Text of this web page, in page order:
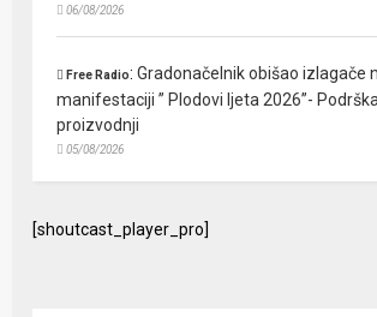
06/08/2026
Free Radio:Gradonačelnik obišao izlagače
manifestaciji ” Plodovi ljeta 2026”-
proizvodnji
05/08/2026
[shoutcast_player_pro]